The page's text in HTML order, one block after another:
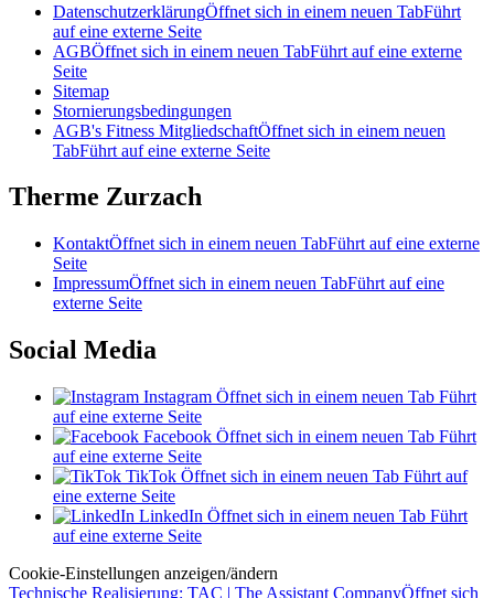
DatenschutzerklärungÖffnet sich in einem neuen TabFührt
auf eine externe Seite
AGBÖffnet sich in einem neuen TabFührt auf eine externe
Seite
Sitemap
Stornierungsbedingungen
AGB's Fitness MitgliedschaftÖffnet sich in einem neuen
TabFührt auf eine externe Seite
Therme Zurzach
KontaktÖffnet sich in einem neuen TabFührt auf eine externe
Seite
ImpressumÖffnet sich in einem neuen TabFührt auf eine
externe Seite
Social Media
Instagram Öffnet sich in einem neuen Tab Führt
auf eine externe Seite
Facebook Öffnet sich in einem neuen Tab Führt
auf eine externe Seite
TikTok Öffnet sich in einem neuen Tab Führt auf
eine externe Seite
LinkedIn Öffnet sich in einem neuen Tab Führt
auf eine externe Seite
Cookie-Einstellungen anzeigen/ändern
Technische Realisierung: TAC | The Assistant CompanyÖffnet sich